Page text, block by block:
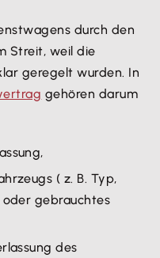
durch den
Streit, weil die
geregelt wurden. In
gehören darum
( z. B. Typ,
gebrauchtes
des